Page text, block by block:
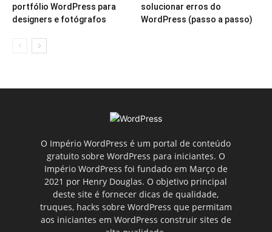
portfólio WordPress para
designers e fotógrafos
solucionar erros do
WordPress (passo a passo)
O Império WordPress é um portal de conteúdo
gratuito sobre WordPress para iniciantes. O
Império WordPress foi fundado em Março de
2021 por Henry Douglas. O objetivo principal
deste site é fornecer dicas de qualidade,
truques, hacks sobre WordPress que permitam
aos iniciantes em WordPress construir sites de